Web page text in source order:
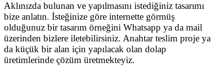
Aklınızda bulunan ve yapılmasını istediğiniz tasarımı
bize anlatın. İsteğinize göre internette görmüş
olduğunuz bir tasarım örneğini Whatsapp ya da mail
üzerinden bizlere iletebilirsiniz. Anahtar teslim proje ya
da küçük bir alan için yapılacak olan dolap
üretimlerinde çözüm üretmekteyiz.